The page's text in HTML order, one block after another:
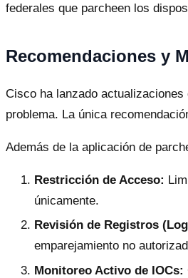
federales que parcheen los
Recomendaciones y
Cisco ha lanzado
problema. La única
Además de la aplicación de
Restricción de Acceso:
únicamente.
Revisión de Registros
emparejamiento no
Monitoreo Activo de IOCs: